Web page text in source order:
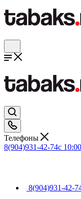
Телефоны
8(904)931-42-74с
8(904)931-42-